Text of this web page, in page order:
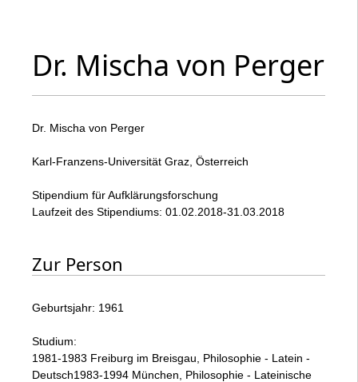
Dr. Mischa von Perger
Dr. Mischa von Perger
Karl-Franzens-Universität Graz, Österreich
Stipendium für Aufklärungsforschung
Laufzeit des Stipendiums: 01.02.2018-31.03.2018
Zur Person
Geburtsjahr: 1961
Studium:
1981-1983 Freiburg im Breisgau, Philosophie - Latein -
Deutsch1983-1994 München, Philosophie - Lateinische